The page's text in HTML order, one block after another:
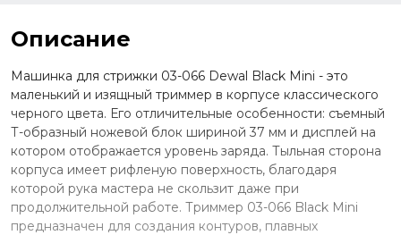
Описание
Машинка для стрижки 03-066 Dewal Black Mini - это
маленький и изящный триммер в корпусе классического
черного цвета. Его отличительные особенности: съемный
Т-образный ножевой блок шириной 37 мм и дисплей на
котором отображается уровень заряда. Тыльная сторона
корпуса имеет рифленую поверхность, благодаря
которой рука мастера не скользит даже при
продолжительной работе. Триммер 03-066 Black Mini
предназначен для создания контуров, плавных